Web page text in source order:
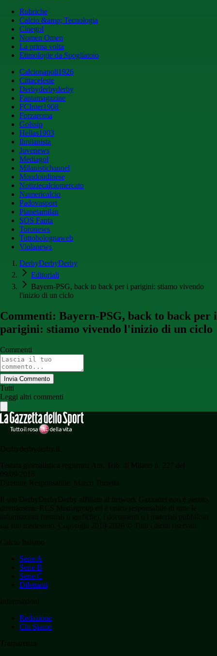
Rubriche
Calcio &amp; Tecnologia
Cinegol
Nomen Omen
La prima volta
Etimologie da Spogliatoio
Calcionapoli1926
Cittaceleste
Derbyderbyderby
Fantamagazine
FCInter1908
Forzaroma
Golssip
Hellas1903
Ilmilanista
Juvenews
Mediagol
Milanistichannel
Mondoudinese
Notiziecalciomercato
Numericalcio
Padovasport
Pianetamilan
SOS Fanta
Toronews
Tuttobolognaweb
Violanews
DerbyDerbyDerby
Editoriali
Bayern-PSG, back to back per i parigini: stiamo vivendo
l'inizio di un ciclo
Commenti: Bayern-PSG, back to back per i
parigini: stiamo vivendo l'inizio di un ciclo
Commenti
Invia Commento
Tutti
Leggi altri commenti
Serie A
Serie B
Serie C
Dilettanti
Redazione
Chi Siamo